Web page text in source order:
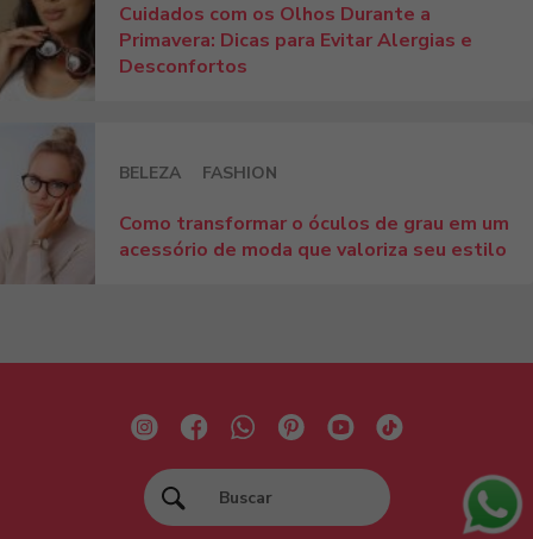
Cuidados com os Olhos Durante a
Primavera: Dicas para Evitar Alergias e
Desconfortos
BELEZA FASHION
Como transformar o óculos de grau em um
acessório de moda que valoriza seu estilo